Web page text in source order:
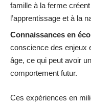
famille à la ferme
l’apprentissage et à la
Connaissances en
conscience des enjeux
âge, ce qui peut avoir
comportement futur.
Ces expériences en